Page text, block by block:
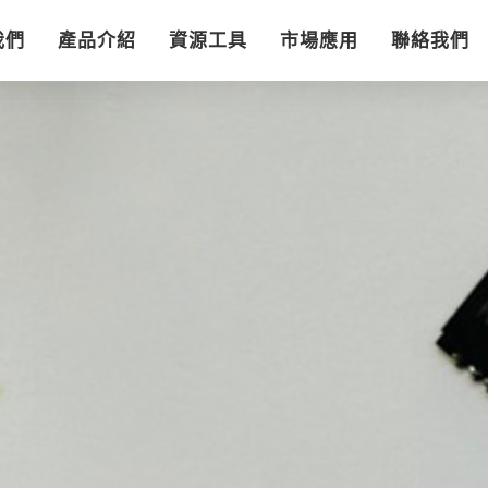
產品介紹 資源工具 市場應用 聯絡我們